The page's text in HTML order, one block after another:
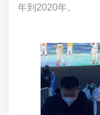
年到2020年。